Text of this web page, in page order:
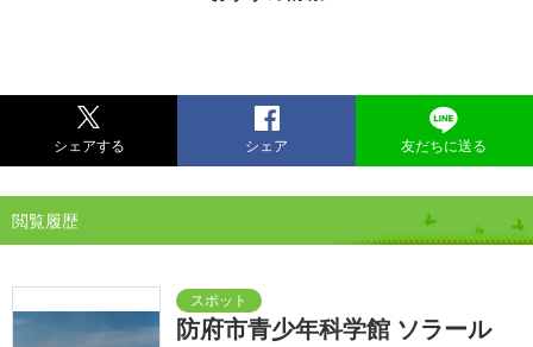
シェアする シェア 友だちに送る
閲覧履歴
防府市青少年科学館 ソラール